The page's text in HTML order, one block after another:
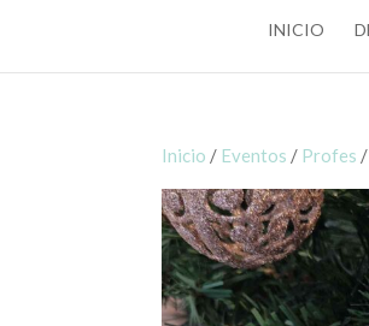
INICIO
Inicio / Eventos / Profes